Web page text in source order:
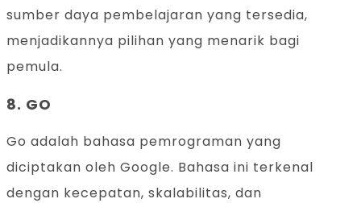
sumber daya pembelajaran yang tersedia,
menjadikannya pilihan yang menarik bagi
pemula.
8. GO
Go adalah bahasa pemrograman yang
diciptakan oleh Google. Bahasa ini terkenal
dengan kecepatan, skalabilitas, dan